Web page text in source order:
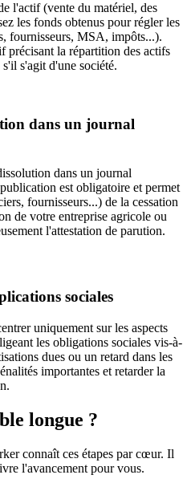
l'actif (vente du matériel, des
les fonds obtenus pour régler les
fournisseurs, MSA, impôts...).
précisant la répartition des actifs
s'il s'agit d'une société.
dans un journal
dans un journal
est obligatoire et permet
fournisseurs...) de la cessation
de votre entreprise agricole ou
l'attestation de parution.
sociales
uniquement sur les aspects
les obligations sociales vis-à-
dues ou un retard dans les
importantes et retarder la
longue ?
connaît ces étapes par cœur. Il
l'avancement pour vous.